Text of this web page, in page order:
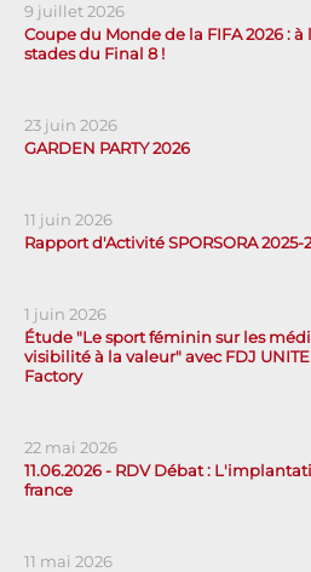
9 juillet 2026
Coupe du Monde de la FIFA 2026 :
stades du Final 8 !
23 juin 2026
GARDEN PARTY 2026
11 juin 2026
Rapport d'Activité SPORSORA 2025-
1 juin 2026
Étude "Le sport féminin sur les
visibilité à la valeur" avec FDJ
Factory
22 mai 2026
11.06.2026 - RDV Débat :
france
11 mai 2026